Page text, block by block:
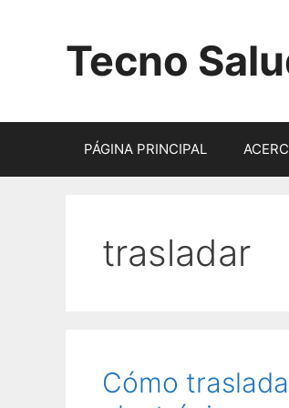
contenidoTecno
PÁGINA PRINCIPAL
trasladar
Cómo